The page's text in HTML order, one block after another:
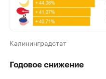
Калининградстат
Годовое снижение